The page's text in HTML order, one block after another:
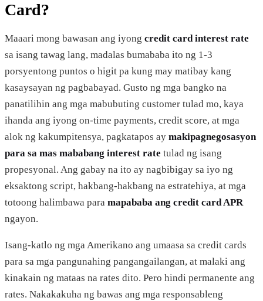
Card?
Maaari mong bawasan ang iyong credit card interest rate
sa isang tawag lang, madalas bumababa ito ng 1-3
porsyentong puntos o higit pa kung may matibay kang
kasaysayan ng pagbabayad. Gusto ng mga bangko na
panatilihin ang mga mabubuting customer tulad mo, kaya
ihanda ang iyong on-time payments, credit score, at mga
alok ng kakumpitensya, pagkatapos ay makipagnegosasyon
para sa mas mababang interest rate tulad ng isang
propesyonal. Ang gabay na ito ay nagbibigay sa iyo ng
eksaktong script, hakbang-hakbang na estratehiya, at mga
totoong halimbawa para mapababa ang credit card APR
ngayon.
Isang-katlo ng mga Amerikano ang umaasa sa credit cards
para sa mga pangunahing pangangailangan, at malaki ang
kinakain ng mataas na rates dito. Pero hindi permanente ang
rates. Nakakakuha ng bawas ang mga responsableng